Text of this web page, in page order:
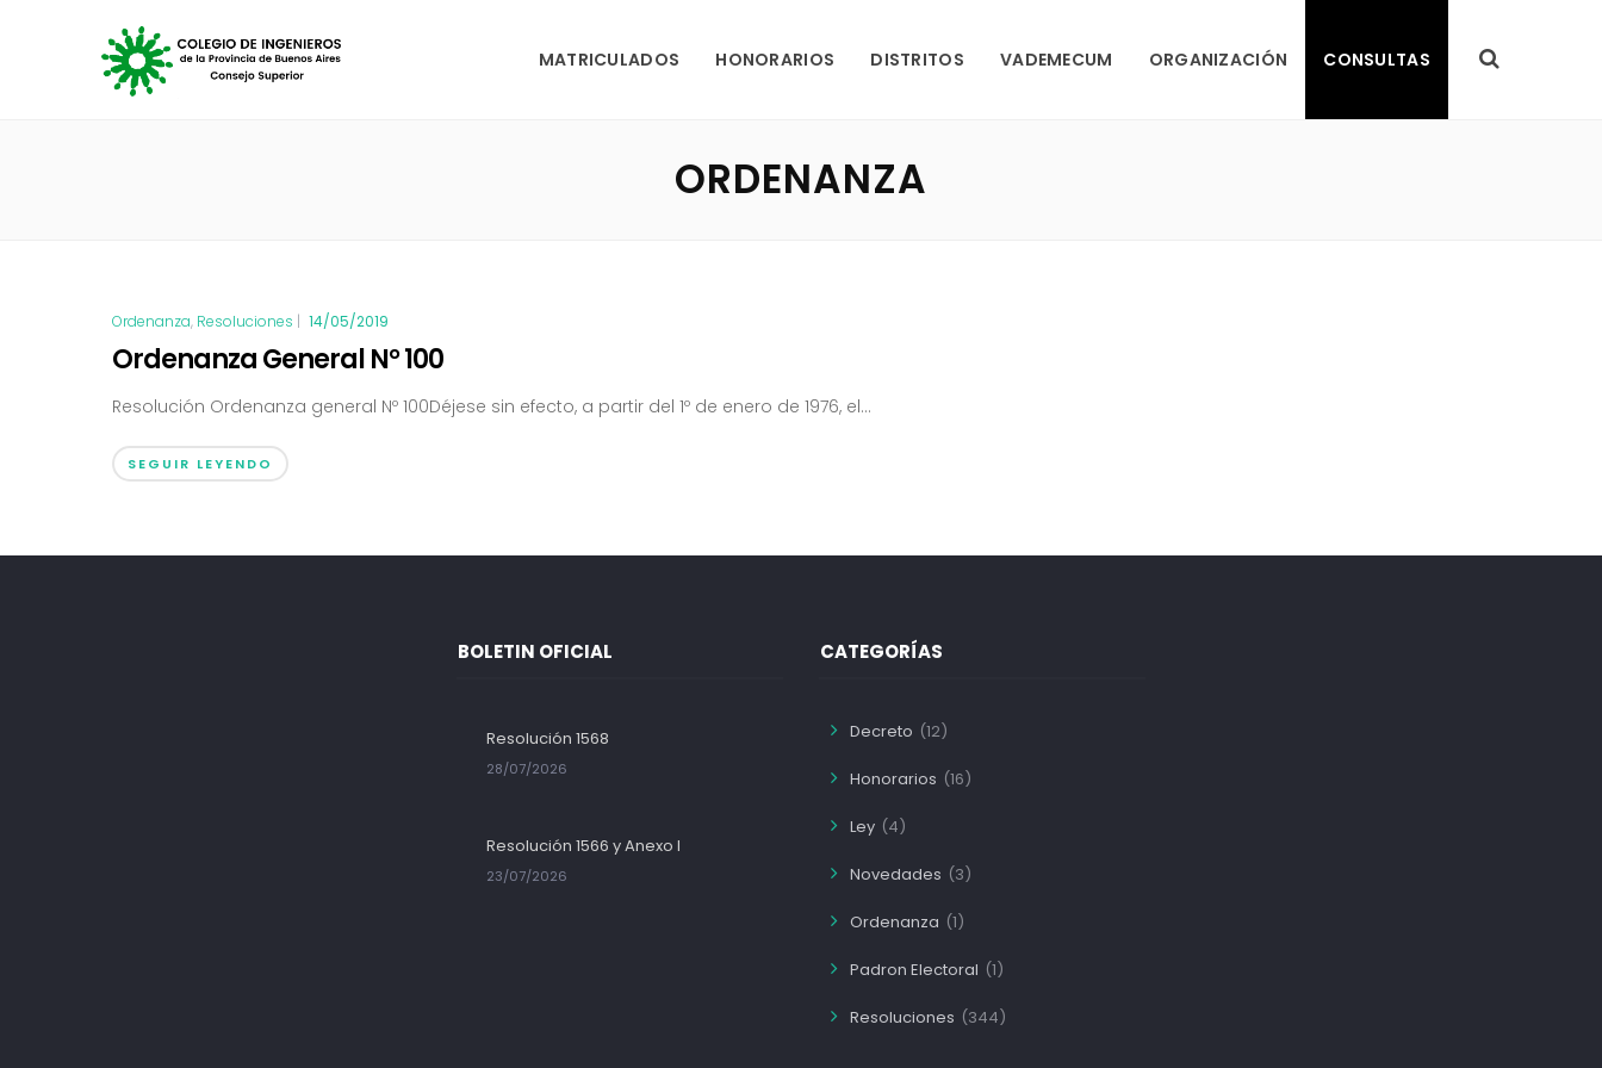
MATRICULADOS HONORARIOS DISTRITOS VADEMECUM ORGANIZACIÓN CONSULTAS
ORDENANZA
Ordenanza, Resoluciones | 14/05/2019
Ordenanza General N° 100
Resolución Ordenanza general Nº 100Déjese sin efecto, a partir del 1º de enero de 1976, el...
SEGUIR LEYENDO
BOLETIN OFICIAL
Resolución 1568
28/07/2026
Resolución 1566 y Anexo I
23/07/2026
CATEGORÍAS
Decreto (12)
Honorarios (16)
Ley (4)
Novedades (3)
Ordenanza (1)
Padron Electoral (1)
Resoluciones (344)